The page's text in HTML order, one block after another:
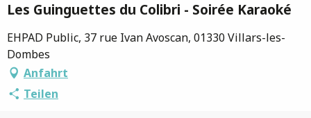
Les Guinguettes du Colibri - Soirée Karaoké
EHPAD Public, 37 rue Ivan Avoscan, 01330 Villars-les-
Dombes
Anfahrt
Teilen